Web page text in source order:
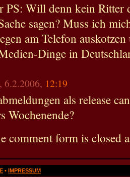
PS: Will denn kein Ritter
sagen? Muss ich
am Telefon
Dinge in
, 6.2.2006, 12:19
als release
Wochenende?
comment form is closed
• IMPRESSUM